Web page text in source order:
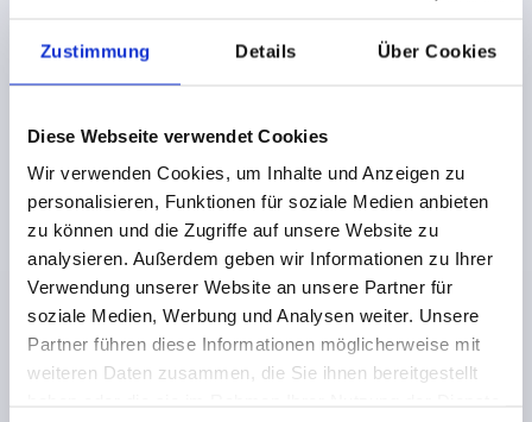
Zustimmung Details Über Cookies
Diese Webseite verwendet Cookies
Wir verwenden Cookies, um Inhalte und Anzeigen zu
personalisieren, Funktionen für soziale Medien anbieten
zu können und die Zugriffe auf unsere Website zu
analysieren. Außerdem geben wir Informationen zu Ihrer
Verwendung unserer Website an unsere Partner für
soziale Medien, Werbung und Analysen weiter. Unsere
Partner führen diese Informationen möglicherweise mit
weiteren Daten zusammen, die Sie ihnen bereitgestellt
CAD
Andere Kunden kauften auch
K2311